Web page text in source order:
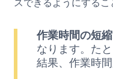
スできるようにするこ
作業時間の短縮
なります。た
結果、作業時